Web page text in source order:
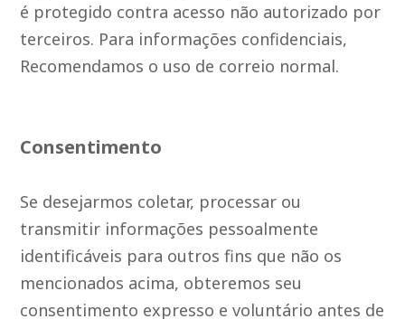
é protegido contra acesso não autorizado por
terceiros. Para informações confidenciais,
Recomendamos o uso de correio normal.
Consentimento
Se desejarmos coletar, processar ou
transmitir informações pessoalmente
identificáveis para outros fins que não os
mencionados acima, obteremos seu
consentimento expresso e voluntário antes de